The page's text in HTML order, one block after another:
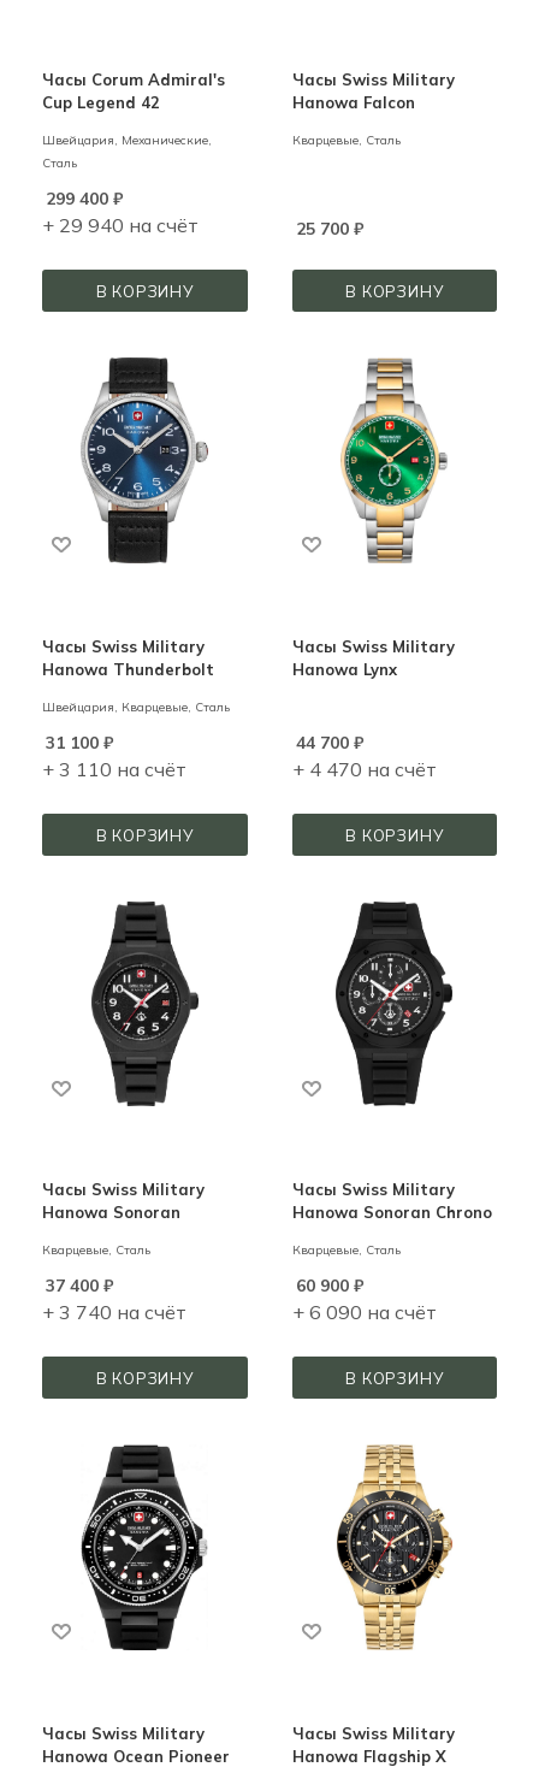
Часы Corum Admiral's
Cup Legend 42
Швейцария, Механические,
Сталь
299 400 ₽
+ 29 940 на счёт
В КОРЗИНУ
Часы Swiss Military
Hanowa Falcon
Кварцевые, Сталь
25 700₽
В КОРЗИНУ
Часы Swiss Military
Hanowa Thunderbolt
Швейцария, Кварцевые, Сталь
31 100 ₽
+ 3 110 на счёт
В КОРЗИНУ
Часы Swiss Military
Hanowa Lynx
44 700₽
+ 4 470 на счёт
В КОРЗИНУ
Часы Swiss Military
Hanowa Sonoran
Кварцевые, Сталь
37 400 ₽
+ 3 740 на счёт
В КОРЗИНУ
Часы Swiss Military
Hanowa Sonoran Chrono
Кварцевые, Сталь
60 900₽
+ 6 090 на счёт
В КОРЗИНУ
Часы Swiss Military
Hanowa Ocean Pioneer
Часы Swiss Military
Hanowa Flagship X